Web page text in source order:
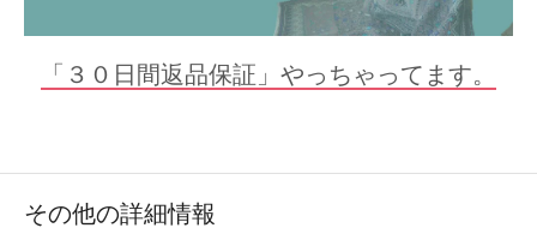
「３０日間返品保証」やっちゃってます。
その他の詳細情報